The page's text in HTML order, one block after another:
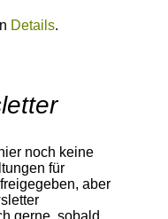
Details.
noch keine
für
aber